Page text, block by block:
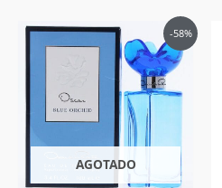
-58%
AGOTADO
El
precio
original
era:
$346,000.
precio
actual
es:
$143,900.